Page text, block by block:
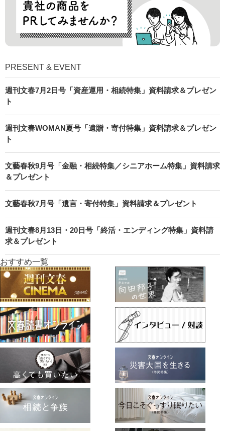
PRESENT & EVENT
週刊文春7月2日号「資産運用・相続特集」資料請求＆プレゼン
ト
週刊文春WOMAN夏号「遺贈・寄付特集」資料請求＆プレゼン
ト
文藝春秋9月号「金融・相続特集／シニアホーム特集」資料請求
＆プレゼント
文藝春秋7月号「遺言・寄付特集」資料請求＆プレゼント
週刊文春8月13日・20日号「終活・エンディング特集」資料請
求＆プレゼント
おすすめ一覧